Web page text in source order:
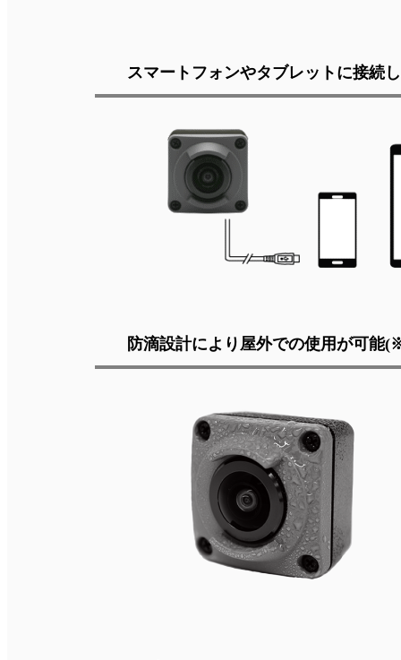
スマートフォンやタブレットに接続
防滴設計により屋外での使用が可能